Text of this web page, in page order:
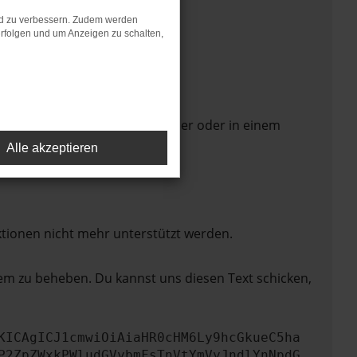
in einem anderen Browser oder in einem
nicht mehr unterstützt werden.
zu beheben. Du kannst uns diesen Text schicken,
zu verbessern. Zudem werden
und um Anzeigen zu schalten,
Alle akzeptieren